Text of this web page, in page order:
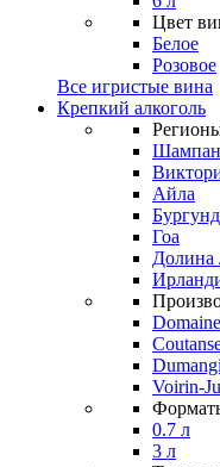
Цвет
Белое
Розовое
Все игристые вина
Крепкий алкоголь
Айла
Гоа
Долина
Voirin-
0.7 л
3 л